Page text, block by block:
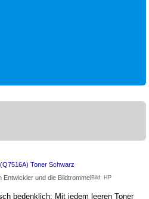
Entwickler und die BildtrommelBild: HP
bedenklich: Mit jedem leeren Toner